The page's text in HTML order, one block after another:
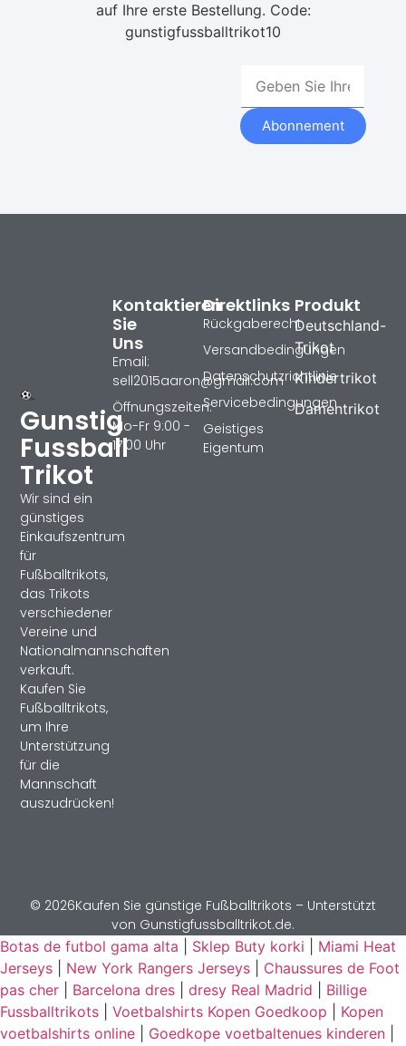
auf Ihre erste Bestellung. Code:
gunstigfussballtrikot10
Abonnement
Gunstig
Fussball
Trikot
Wir sind ein
günstiges
Einkaufszentrum
für
Fußballtrikots,
das Trikots
verschiedener
Vereine und
Nationalmannschaften
verkauft.
Kaufen Sie
Fußballtrikots,
um Ihre
Unterstützung
für die
Mannschaft
auszudrücken!
Produkt
Deutschland-
Trikot
Kindertrikot
Damentrikot
Direktlinks
Rückgaberecht
Versandbedingungen
Datenschutzrichtlinie
Servicebedingungen
Geistiges
Eigentum
Kontaktieren
Sie
Uns
Email:
sell2015aaron@gmail.com
Öffnungszeiten:
Mo-Fr 9:00 -
17:00 Uhr
© 2026Kaufen Sie günstige Fußballtrikots – Unterstützt
von Gunstigfussballtrikot.de.
Botas de futbol gama alta
Sklep Buty korki
Miami Heat
Jerseys
New York Rangers Jerseys
Chaussures de Foot
pas cher
Barcelona dres dresy Real Madrid
Billige
Fussballtrikots
Voetbalshirts Kopen Goedkoop
Kopen
voetbalshirts online
Goedkope voetbaltenues kinderen